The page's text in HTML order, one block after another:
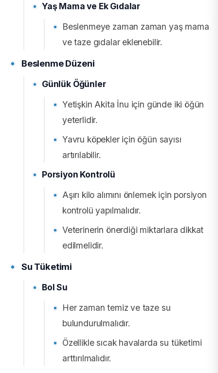
Yaş Mama ve Ek Gıdalar
Beslenmeye zaman zaman yaş mama
ve taze gıdalar eklenebilir.
Beslenme Düzeni
Günlük Öğünler
Yetişkin Akita İnu için günde iki öğün
yeterlidir.
Yavru köpekler için öğün sayısı
artırılabilir.
Porsiyon Kontrolü
Aşırı kilo alımını önlemek için porsiyon
kontrolü yapılmalıdır.
Veterinerin önerdiği miktarlara dikkat
edilmelidir.
Su Tüketimi
Bol Su
Her zaman temiz ve taze su
bulundurulmalıdır.
Özellikle sıcak havalarda su tüketimi
arttırılmalıdır.